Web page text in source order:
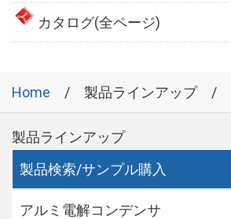
カタログ(全ページ)
Home 製品ラインアップ
製品ラインアップ
製品検索/サンプル購入
アルミ電解コンデンサ